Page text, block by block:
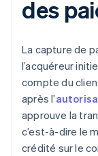
des
La capture de
l’acquéreur
compte du
après l’
approuve la
c’est-à-dire le
crédité sur le